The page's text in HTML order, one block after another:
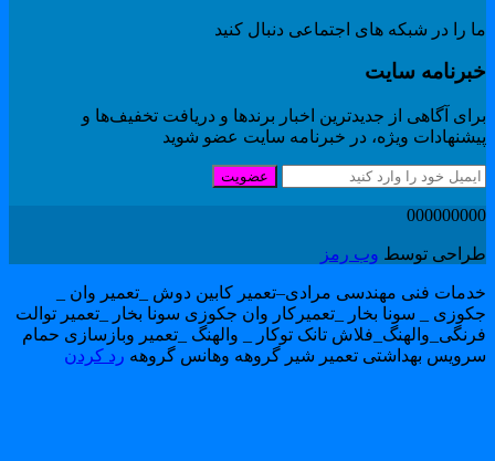
را در شبکه های اجتماعی دنبال کنید
سایت
آگاهی از جدیدترین اخبار برندها و دریافت تخفیف‌ها و
ویژه، در خبرنامه سایت عضو شوید
عضویت
توسطوب رمز
فنی مهندسی مرادی–تعمیر کابین دوش _تعمیر وان _
_ سونا بخار _تعمیرکار وان جکوزی سونا بخار _تعمیر توالت
تانک توکار _ والهنگ _تعمیر وبازسازی حمام
بهداشتی تعمیر شیر گروهه وهانس گروههرد کردن